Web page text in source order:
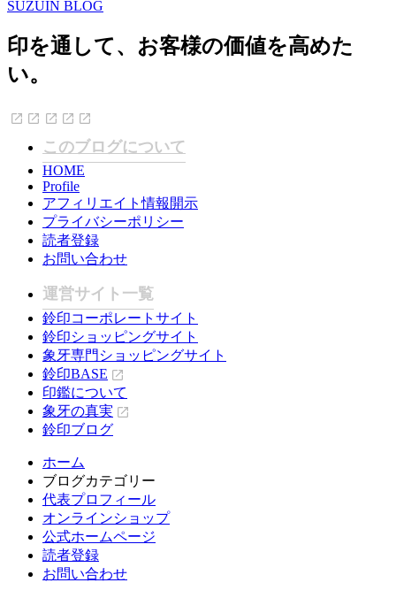
SUZUIN BLOG
印を通して、お客様の価値を高めた
い。
このブログについて
HOME
Profile
アフィリエイト情報開示
プライバシーポリシー
読者登録
お問い合わせ
運営サイト一覧
鈴印コーポレートサイト
鈴印ショッピングサイト
象牙専門ショッピングサイト
鈴印BASE
印鑑について
象牙の真実
鈴印ブログ
ホーム
ブログカテゴリー
代表プロフィール
オンラインショップ
公式ホームページ
読者登録
お問い合わせ